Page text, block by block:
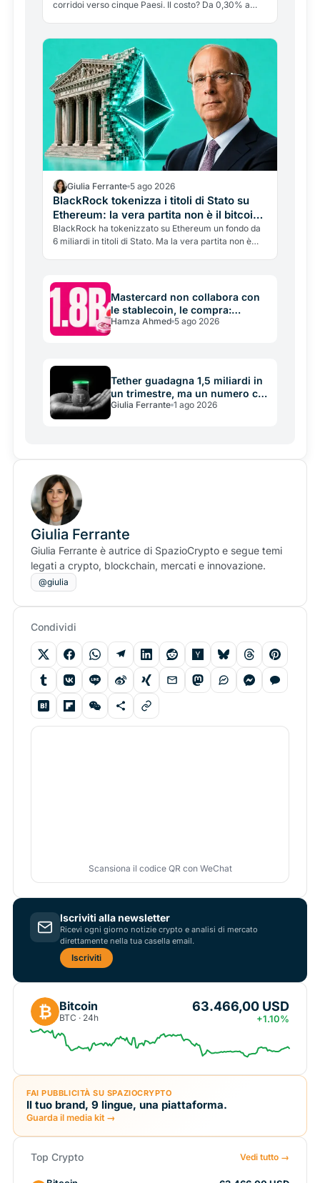
corridoi verso cinque Paesi. Il costo? Da 0,30% a
Giulia Ferrante 5 ago 2026
BlackRock tokenizza i titoli di Stato su
Ethereum: la vera partita non è il bitcoin,
sono le stablecoin
BlackRock ha tokenizzato su Ethereum un fondo da
6 miliardi in titoli di Stato. Ma la vera partita non è
Mastercard non collabora con
le stablecoin, le compra:
acquisizione da 1,8 miliardi che
Hamza Ahmed 5 ago 2026
Tether guadagna 1,5 miliardi in
un trimestre, ma un numero che
nessuno guarda si è dimezzato
Giulia Ferrante 1 ago 2026
Giulia Ferrante
Giulia Ferrante è autrice di SpazioCrypto e segue temi
legati a crypto, blockchain, mercati e innovazione.
@giulia
Condividi
Scansiona il codice QR con WeChat
Iscriviti alla newsletter
Ricevi ogni giorno notizie crypto e analisi di mercato
direttamente nella tua casella email.
Iscriviti
₿ Bitcoin
BTC · 24h
63.466,00 USD
+1.10%
FAI PUBBLICITÀ SU SPAZIOCRYPTO
Il tuo brand, 9 lingue, una piattaforma.
Guarda il media kit →
Top Crypto Vedi tutto →